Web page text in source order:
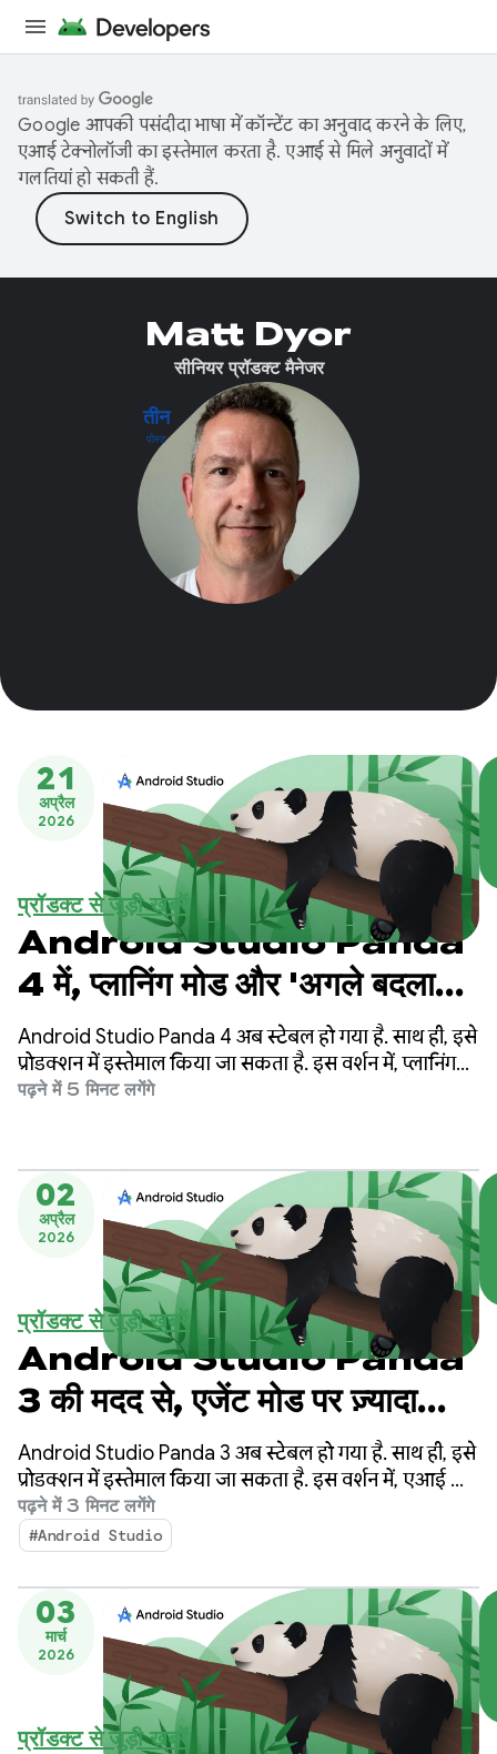
Google आपकी पसंदीदा भाषा में कॉन्टेंट का अनुवाद करने के लिए,
एआई टेक्नोलॉजी का इस्तेमाल करता है. एआई से मिले अनुवादों में
गलतियां हो सकती हैं.
तीन
पोस्ट
Matt Dyor
सीनियर प्रॉडक्ट मैनेजर
21
अप्रैल
2026
प्रॉडक्ट से जुड़ी खबरें
Android Studio Panda
4 में, प्लानिंग मोड और 'अगले बदलाव
का अनुमान' सुविधा की मदद से,
डेवलपमेंट को बेहतर बनाएं
Android Studio Panda 4 अब स्टेबल हो गया है. साथ ही, इसे
प्रोडक्शन में इस्तेमाल किया जा सकता है. इस वर्शन में, प्लानिंग
मोड, 'अगले बदलाव का अनुमान' सुविधा वगैरह शामिल हैं. इससे,
पढ़ने में 5 मिनट लगेंगे
02
अप्रैल
2026
प्रॉडक्ट से जुड़ी खबरें
Android Studio Panda
3 की मदद से, एजेंट मोड पर ज़्यादा
कंट्रोल पाएं और ज़्यादा जानकारी पाएं
Android Studio Panda 3 अब स्टेबल हो गया है. साथ ही, इसे
प्रोडक्शन में इस्तेमाल किया जा सकता है. इस वर्शन में, एआई की
मदद से चलने वाले वर्कफ़्लो को अपनी ज़रूरत के हिसाब से बनाने
और उन पर ज़्यादा कंट्रोल पाने की सुविधा मिलती है. इससे, अच्छी
क्वालिटी वाले Android ऐप्लिकेशन बनाना पहले से कहीं ज़्यादा
आसान हो गया है.
पढ़ने में 3 मिनट लगेंगे
#Android Studio
03
मार्च
2026
प्रॉडक्ट से जुड़ी खबरें